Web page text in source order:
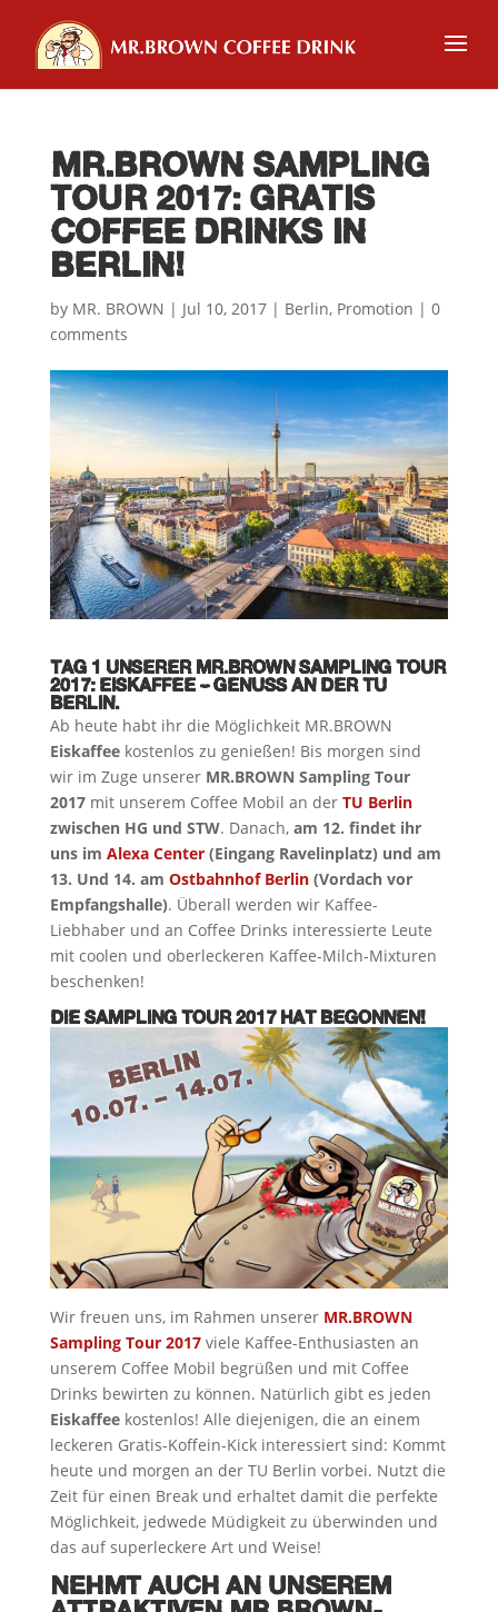
MR.BROWN SAMPLING
TOUR 2017: GRATIS
COFFEE DRINKS IN
BERLIN!
by MR. BROWN | Jul 10, 2017| Berlin, Promotion | 0
comments
TAG 1 UNSERER MR.BROWN SAMPLING TOUR
2017: EISKAFFEE – GENUSS AN DER TU
BERLIN.
Ab heute habt ihr die Möglichkeit MR.BROWN
Eiskaffeekostenlos zu genießen! Bis morgen sind
wir im Zuge unserer MR.BROWN Sampling Tour
2017mit unserem Coffee Mobil an der TU Berlin
zwischen HG und STW. Danach, am 12. findet ihr
uns im Alexa Center(Eingang Ravelinplatz) und am
13. Und 14. am Ostbahnhof Berlin(Vordach vor
Empfangshalle). Überall werden wir Kaffee-
Liebhaber und an Coffee Drinks interessierte Leute
mit coolen und oberleckeren Kaffee-Milch-Mixturen
beschenken!
DIE SAMPLING TOUR 2017 HAT BEGONNEN!
Wir freuen uns, im Rahmen unsererMR.BROWN
Sampling Tour 2017 viele Kaffee-Enthusiasten an
unserem Coffee Mobil begrüßen und mit Coffee
Drinks bewirten zu können. Natürlich gibt es jeden
Eiskaffeekostenlos! Alle diejenigen, die an einem
leckeren Gratis-Koffein-Kick interessiert sind: Kommt
heute und morgen an der TU Berlin vorbei. Nutzt die
Zeit für einen Break und erhaltet damit die perfekte
Möglichkeit, jedwede Müdigkeit zu überwinden und
das auf superleckere Art und Weise!
NEHMT AUCH AN UNSEREM